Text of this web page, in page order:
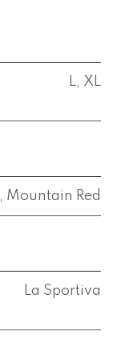
L, XL
, Mountain Red
La Sportiva